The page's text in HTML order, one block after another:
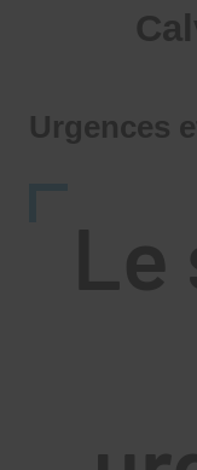
Urgences
Le